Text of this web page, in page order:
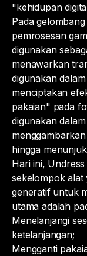
"kehidupan
Pada
pemrosesan
digunakan
menawarkan
digunakan
menciptakan
pakaian" pada
digunakan
hingga
Hari ini,
sekelompok alat
generatif untuk
utama adalah
Menelanjangi
ketelanjangan;
Mengganti